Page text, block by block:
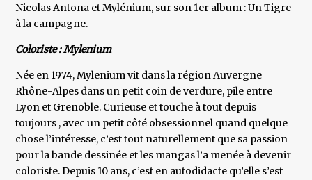
Nicolas Antona et Mylénium, sur son 1er album : Un Tigre
à la campagne.
Coloriste : Mylenium
Née en 1974, Mylenium vit dans la région Auvergne
Rhône-Alpes dans un petit coin de verdure, pile entre
Lyon et Grenoble. Curieuse et touche à tout depuis
toujours , avec un petit côté obsessionnel quand quelque
chose l’intéresse, c’est tout naturellement que sa passion
pour la bande dessinée et les mangas l’a menée à devenir
coloriste. Depuis 10 ans, c’est en autodidacte qu’elle s’est